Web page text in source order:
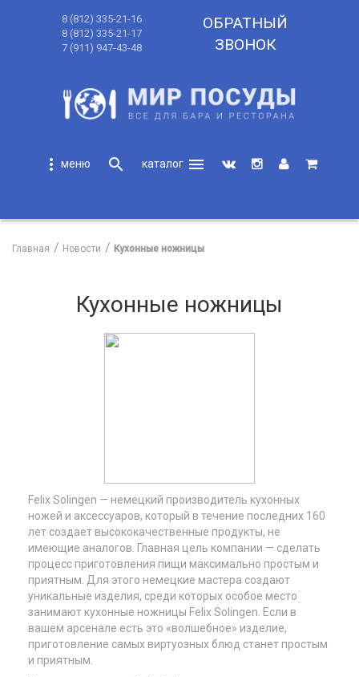
8 (812) 335-21-16
8 (812) 335-21-17
7 (911) 947-43-48
ОБРАТНЫЙ
ЗВОНОК
more_vert search
menu
Главная Новости Кухонные ножницы
Кухонные ножницы
Feliх Solingen — немецкий производитель кухонных
ножей и аксессуаров, который в течение последних 160
лет создает высококачественные продукты, не
имеющие аналогов. Главная цель компании — сделать
процесс приготовления пищи максимально простым и
приятным. Для этого немецкие мастера создают
уникальные изделия, среди которых особое место
занимают кухонные ножницы Felix Solingen. Если в
вашем арсенале есть это «волшебное» изделие,
приготовление самых виртуозных блюд станет простым
и приятным.